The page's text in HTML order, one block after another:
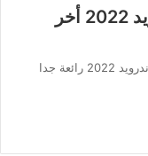
تحميل لعبة pk xd مهكرة للاندرويد 2022 أخر
سنقدم لكم في هذه المقال لعبة pk xd مهكرة للاندرويد 2022 رائعة جدا